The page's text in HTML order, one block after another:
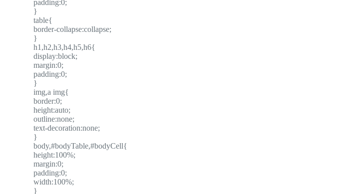
padding:0;
}
table{
border-collapse:collapse;
}
h1,h2,h3,h4,h5,h6{
display:block;
margin:0;
padding:0;
}
img,a img{
border:0;
height:auto;
outline:none;
text-decoration:none;
}
body,#bodyTable,#bodyCell{
height:100%;
margin:0;
padding:0;
width:100%;
}